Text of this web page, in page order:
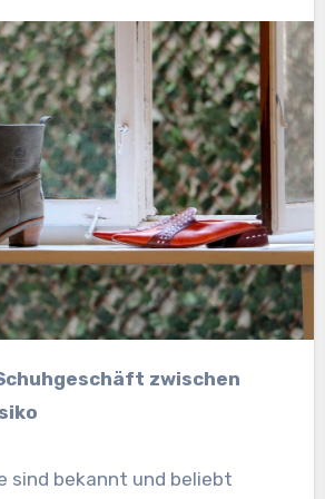
sind bekannt und beliebt